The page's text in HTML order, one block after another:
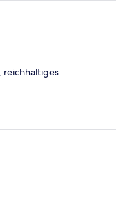
reichhaltiges